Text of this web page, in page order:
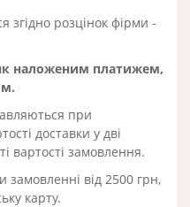
згідно розцінок фірми -
наложеним платижем,
при
доставки у дві
вартості замовлення.
замовленні від 2500 грн,
карту.